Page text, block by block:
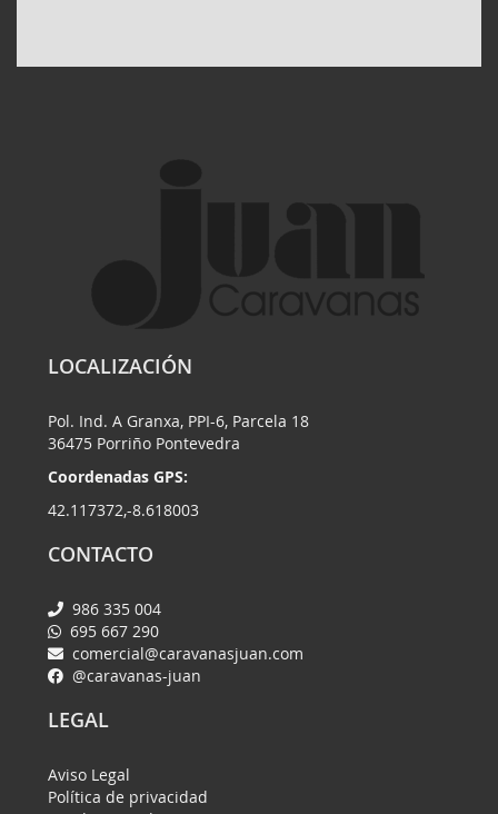
LOCALIZACIÓN
Pol. Ind. A Granxa, PPI-6, Parcela 18
36475 Porriño Pontevedra
Coordenadas GPS:
42.117372,-8.618003
CONTACTO
986 335 004
695 667 290
comercial@caravanasjuan.com
@caravanas-juan
LEGAL
Aviso Legal
Política de privacidad